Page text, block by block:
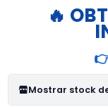
🔥
Mostrar stock